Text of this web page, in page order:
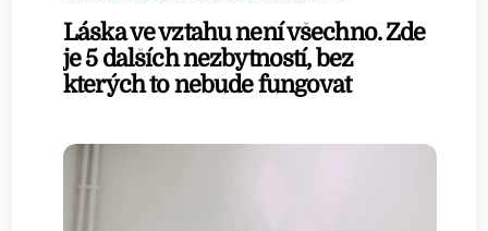
Láska ve vztahu není všechno. Zde
je 5 dalších nezbytností, bez
kterých to nebude fungovat